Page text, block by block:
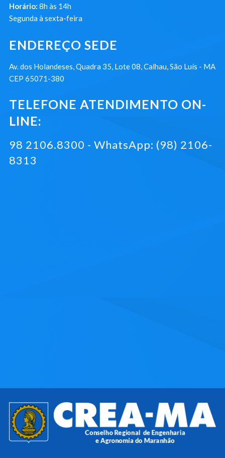
Horário: 8h às 14h
Segunda à sexta-feira
ENDEREÇO SEDE
Av. dos Holandeses, Quadra 35, Lote 08, Calhau, São Luís - MA
CEP 65071-380
TELEFONE ATENDIMENTO ON-
LINE:
98 2106.8300 - WhatsApp: (98) 2106-
8313